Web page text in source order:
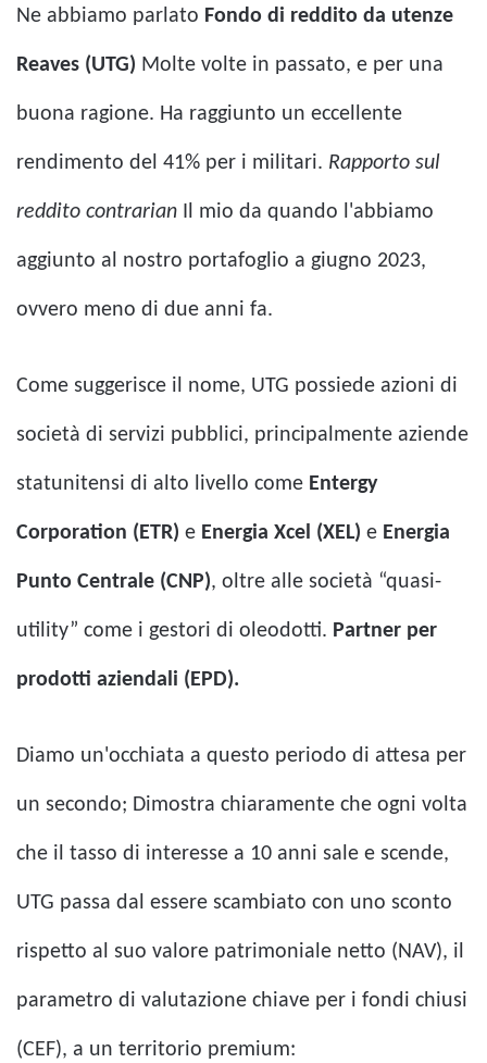
Ne abbiamo parlato Fondo di reddito da utenze
Reaves (UTG) Molte volte in passato, e per una
buona ragione. Ha raggiunto un eccellente
rendimento del 41% per i militari. Rapporto sul
reddito contrarian Il mio da quando l'abbiamo
aggiunto al nostro portafoglio a giugno 2023,
ovvero meno di due anni fa.
Come suggerisce il nome, UTG possiede azioni di
società di servizi pubblici, principalmente aziende
statunitensi di alto livello come Entergy
Corporation (ETR) e Energia Xcel (XEL) e Energia
Punto Centrale (CNP), oltre alle società “quasi-
utility” come i gestori di oleodotti. Partner per
prodotti aziendali (EPD).
Diamo un'occhiata a questo periodo di attesa per
un secondo; Dimostra chiaramente che ogni volta
che il tasso di interesse a 10 anni sale e scende,
UTG passa dal essere scambiato con uno sconto
rispetto al suo valore patrimoniale netto (NAV), il
parametro di valutazione chiave per i fondi chiusi
(CEF), a un territorio premium: